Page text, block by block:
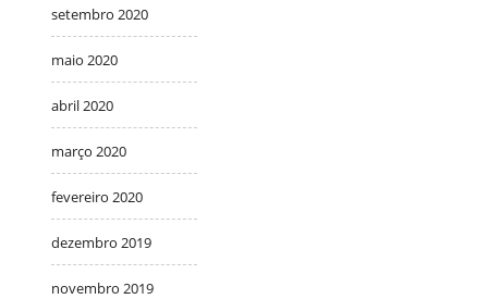
setembro 2020
maio 2020
abril 2020
março 2020
fevereiro 2020
dezembro 2019
novembro 2019